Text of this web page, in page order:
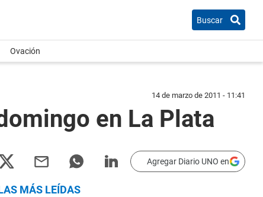
Buscar
Ovación
14 de marzo de 2011 - 11:41
en La Plata
Agregar Diario UNO en
MÁS LEÍDAS